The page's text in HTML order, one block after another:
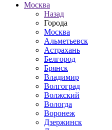
Москва
Назад
Города
Москва
Альметьевск
Астрахань
Белгород
Брянск
Владимир
Волгоград
Волжский
Вологда
Воронеж
Дзержинск